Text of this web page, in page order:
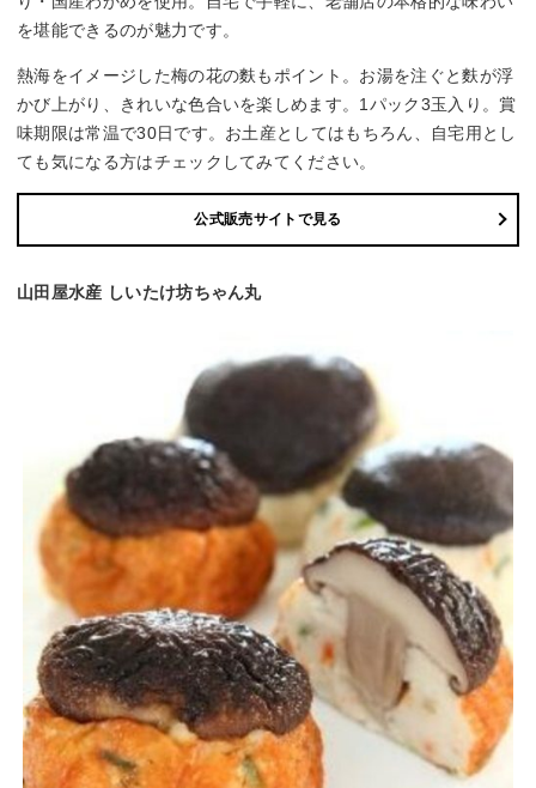
を堪能できるのが魅力です。
熱海をイメージした梅の花の麩もポイント。お湯を注ぐと麩が浮
かび上がり、きれいな色合いを楽しめます。1パック3玉入り。賞
味期限は常温で30日です。お土産としてはもちろん、自宅用とし
ても気になる方はチェックしてみてください。
公式販売サイトで見る
山田屋水産 しいたけ坊ちゃん丸